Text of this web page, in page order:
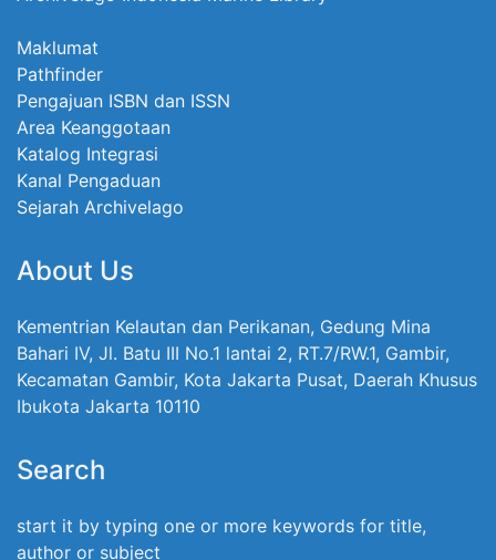
Maklumat
Pathfinder
Pengajuan ISBN dan ISSN
Area Keanggotaan
Katalog Integrasi
Kanal Pengaduan
Sejarah Archivelago
About Us
Kementrian Kelautan dan Perikanan, Gedung Mina
Bahari IV, Jl. Batu III No.1 lantai 2, RT.7/RW.1, Gambir,
Kecamatan Gambir, Kota Jakarta Pusat, Daerah Khusus
Ibukota Jakarta 10110
Search
start it by typing one or more keywords for title,
author or subject